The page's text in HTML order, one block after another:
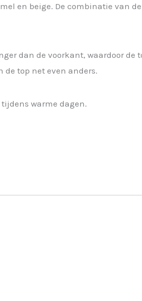
en beige. De combinatie van
dan de voorkant, waardoor de
de top net even anders.
warme dagen.